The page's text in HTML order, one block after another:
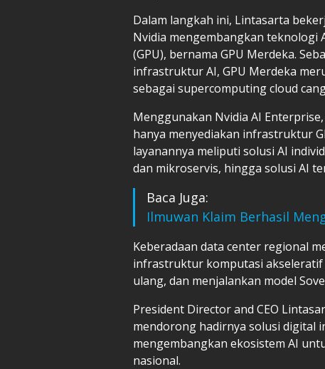
Dalam langkah ini, Lintasarta
Nvidia mengembangkan teknologi
(GPU), bernama GPU Merdeka.
infrastruktur AI, GPU Merdeka
sebagai supercomputing cloud
Menggunakan Nvidia AI
hanya menyediakan infrastruktur
layanannya meliputi solusi AI
dan mikroservis, hingga solusi AI
Baca Juga:
Ilmuwan Klaim Berhasil
Keberadaan data center regional
infrastruktur komputasi
ulang, dan menjalankan model
President Director and CEO
mendorong hadirnya solusi digital
mengembangkan ekosistem AI
nasional.